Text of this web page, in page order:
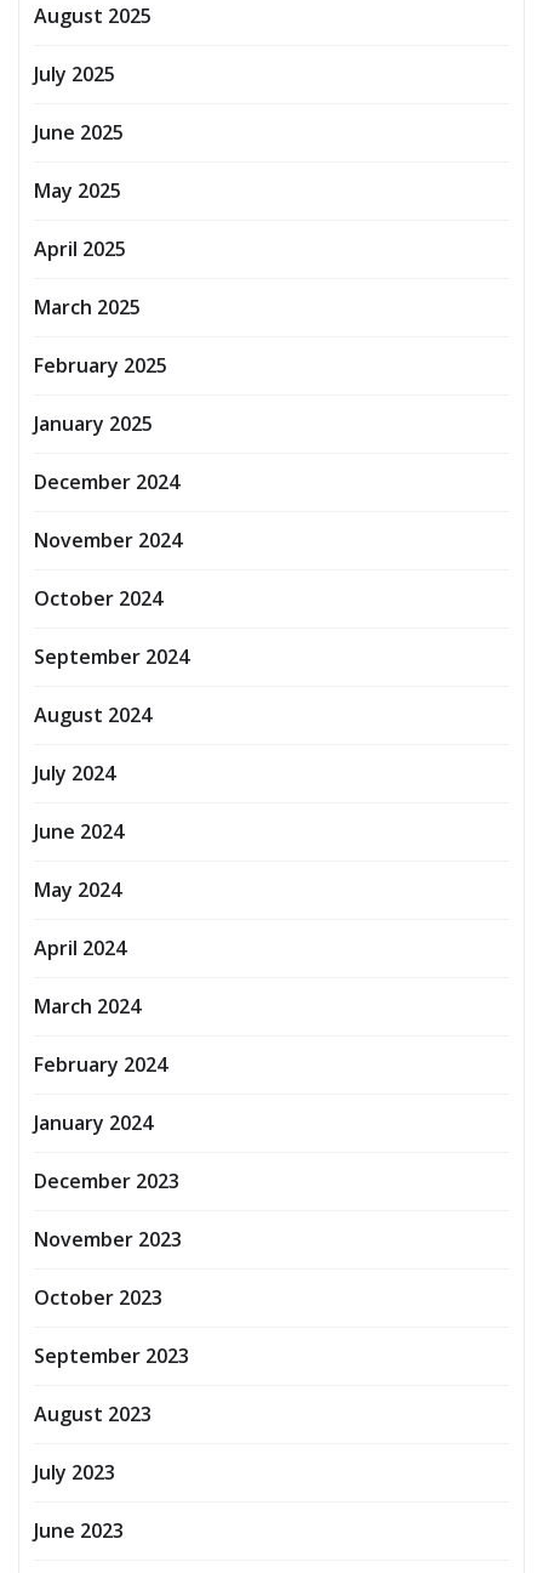
August 2025
July 2025
June 2025
May 2025
April 2025
March 2025
February 2025
January 2025
December 2024
November 2024
October 2024
September 2024
August 2024
July 2024
June 2024
May 2024
April 2024
March 2024
February 2024
January 2024
December 2023
November 2023
October 2023
September 2023
August 2023
July 2023
June 2023